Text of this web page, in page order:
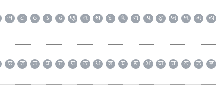
ઞ ટ ઠ ડ ઢ ણ ત થ દ ધ ન પ ફ બ ભ મ ય
ਢ ਣ ਤ ਥ ਦ ਧ ਨ ਪ ਫ ਬ ਭ ਮ ਯ ਰ ਲ ਲ਼ ਵ